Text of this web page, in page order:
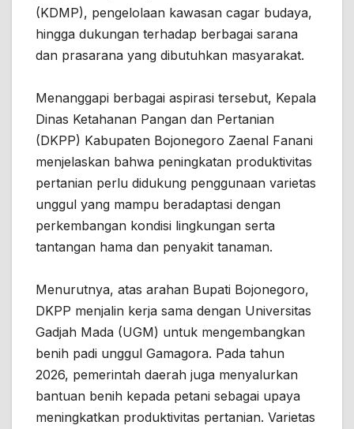
(KDMP), pengelolaan kawasan cagar budaya,
hingga dukungan terhadap berbagai sarana
dan prasarana yang dibutuhkan masyarakat.
Menanggapi berbagai aspirasi tersebut, Kepala
Dinas Ketahanan Pangan dan Pertanian
(DKPP) Kabupaten Bojonegoro Zaenal Fanani
menjelaskan bahwa peningkatan produktivitas
pertanian perlu didukung penggunaan varietas
unggul yang mampu beradaptasi dengan
perkembangan kondisi lingkungan serta
tantangan hama dan penyakit tanaman.
Menurutnya, atas arahan Bupati Bojonegoro,
DKPP menjalin kerja sama dengan Universitas
Gadjah Mada (UGM) untuk mengembangkan
benih padi unggul Gamagora. Pada tahun
2026, pemerintah daerah juga menyalurkan
bantuan benih kepada petani sebagai upaya
meningkatkan produktivitas pertanian. Varietas